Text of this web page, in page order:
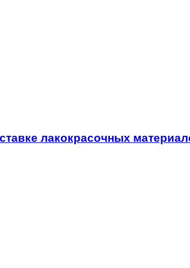
лакокрасочных